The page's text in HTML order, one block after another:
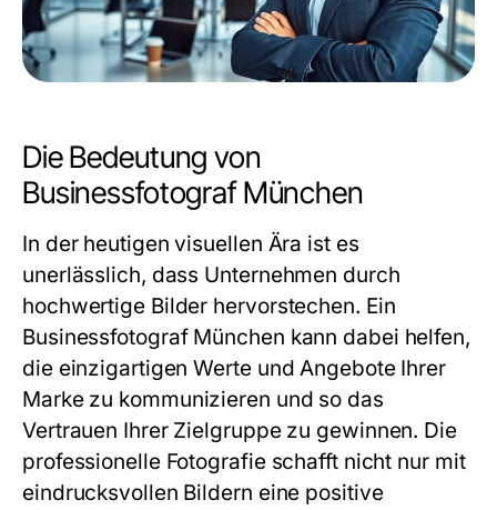
Die Bedeutung von
Businessfotograf München
In der heutigen visuellen Ära ist es
unerlässlich, dass Unternehmen durch
hochwertige Bilder hervorstechen. Ein
Businessfotograf München kann dabei helfen,
die einzigartigen Werte und Angebote Ihrer
Marke zu kommunizieren und so das
Vertrauen Ihrer Zielgruppe zu gewinnen. Die
professionelle Fotografie schafft nicht nur mit
eindrucksvollen Bildern eine positive